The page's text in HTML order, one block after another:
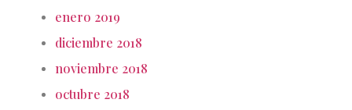
enero 2019
diciembre 2018
noviembre 2018
octubre 2018